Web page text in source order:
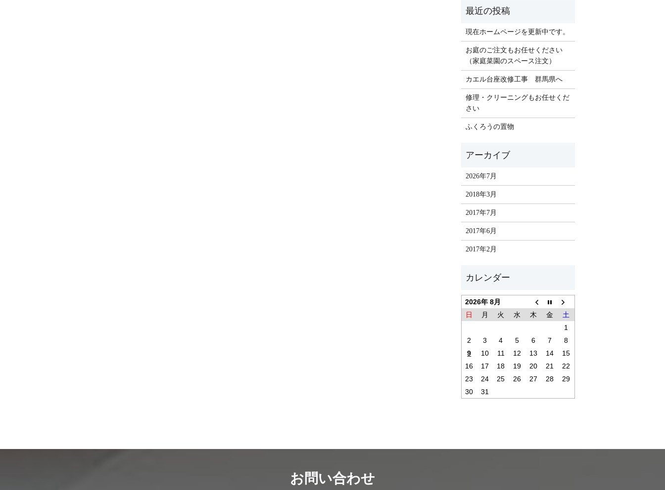
現在ホームページを更新中です。
お庭のご注文もお任せください
（家庭菜園のスペース注文）
カエル台座改修工事 群馬県へ
修理・クリーニングもお任せくだ
さい
ふくろうの置物
2026年7月
2018年3月
2017年7月
2017年6月
2017年2月
2026年 8月
日
月 火 水 木 金
土
1
2
3 4 5 6 7
8
9
10 11 12 13 14
15
16
17 18 19 20 21
22
23
24 25 26 27 28
29
30
31
お問い合わせ